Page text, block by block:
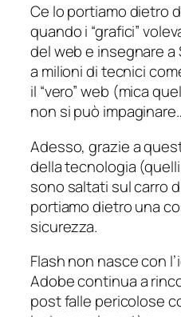
Ce lo portiamo dietro
quando i “grafici”
del web e insegnare a
a milioni di tecnici
il “vero” web (mica
non si può
Adesso, grazie a
della tecnologia
sono saltati sul carro
portiamo dietro una
sicurezza.
Flash non nasce con
Adobe continua a
postfalle pericolose